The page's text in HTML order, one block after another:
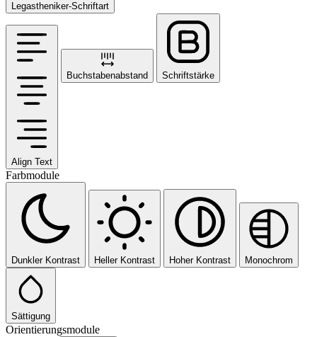
Legastheniker-Schriftart
Align Text
Buchstabenabstand Schriftstärke
Farbmodule
Dunkler Kontrast Heller Kontrast Hoher Kontrast Monochrom
Sättigung
Orientierungsmodule